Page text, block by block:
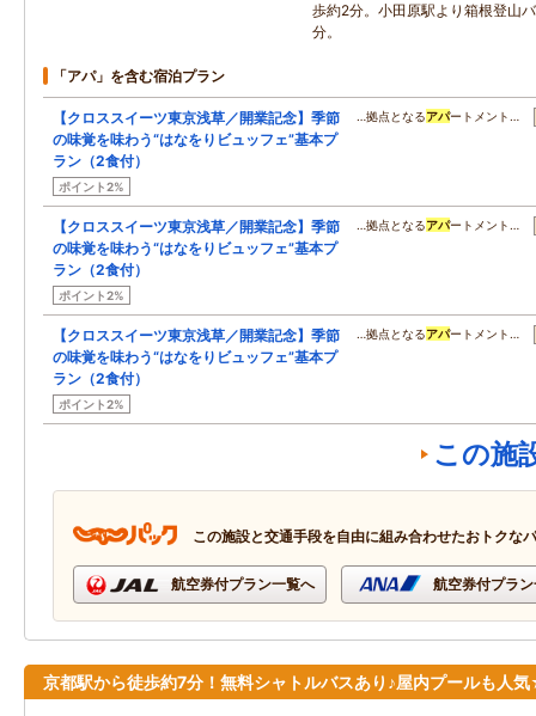
歩約2分。小田原駅より箱根登山
分。
「アパ」を含む宿泊プラン
【クロススイーツ東京浅草／開業記念】季節
の味覚を味わう“はなをりビュッフェ”基本プ
ラン（2食付）
ポイント2%
…拠点となるアパートメント…
【クロススイーツ東京浅草／開業記念】季節
の味覚を味わう“はなをりビュッフェ”基本プ
ラン（2食付）
ポイント2%
…拠点となるアパートメント…
【クロススイーツ東京浅草／開業記念】季節
の味覚を味わう“はなをりビュッフェ”基本プ
ラン（2食付）
ポイント2%
…拠点となるアパートメント…
この施
この施設と交通手段を自由に組み合わせたおトクな
航空券付プラン一覧へ 航空券付プラ
京都駅から徒歩約7分！無料シャトルバスあり♪屋内プールも人